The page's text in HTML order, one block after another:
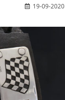
19-09-2020